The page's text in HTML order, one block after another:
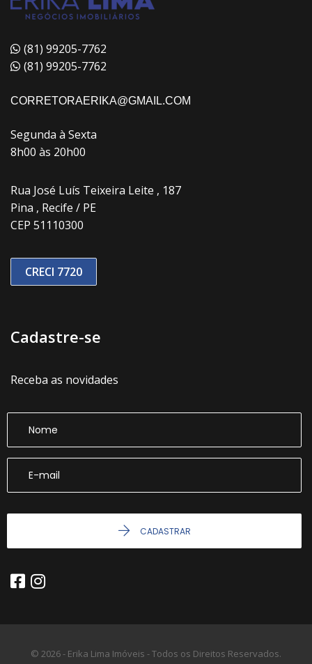
(81) 99205-7762
(81) 99205-7762
CORRETORAERIKA@GMAIL.COM
Segunda à Sexta
8h00 às 20h00
Rua José Luís Teixeira Leite , 187
Pina , Recife / PE
CEP 51110300
CRECI 7720
Cadastre-se
Receba as novidades
CADASTRAR
© 2026 - Erika Lima Imóveis - Todos os Direitos Reservados.